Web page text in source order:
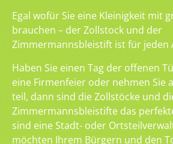
Egal wofür Sie eine Kleinigkeit mit
brauchen – der Zollstock und der
Zimmermannsbleistift ist für jeden
Haben Sie einen Tag der offenen
eine Firmenfeier oder nehmen Sie
teil, dann sind die Zollstöcke und
Zimmermannsbleistifte das
sind eine Stadt- oder
möchten Ihrem Bürgern und den